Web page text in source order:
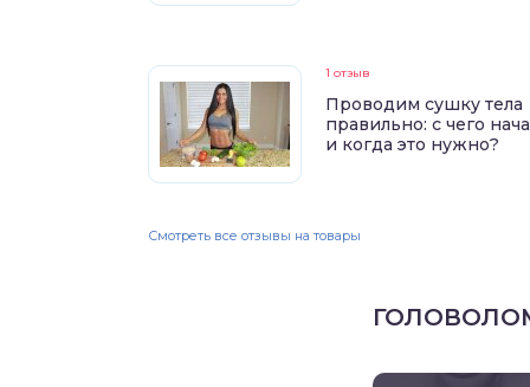
1 отзыв
Проводим сушку тела
правильно: с чего
и когда это нужно?
Смотреть все отзывы на товары